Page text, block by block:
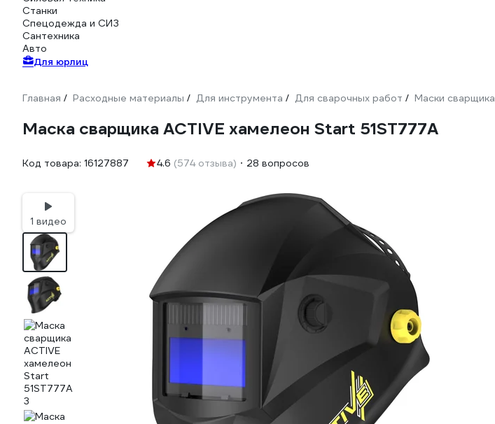
Станки
Спецодежда и СИЗ
Сантехника
Авто
Для юрлиц
Главная / Расходные материалы / Для инструмента / Для сварочных работ / Маски сварщика
Маска сварщика ACTIVE хамелеон Start 51ST777A
Код товара: 16127887 4.6 (574 отзыва) 28 вопросов
1 видео